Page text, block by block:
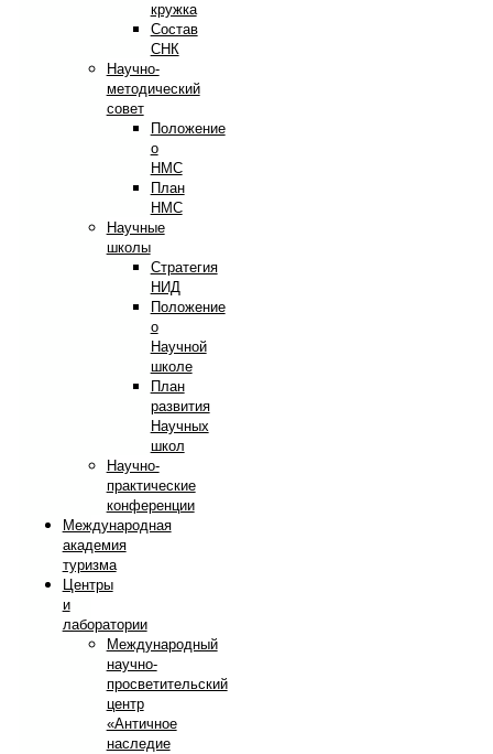
кружка
Состав
СНК
Научно-
методический
совет
Положение
о
НМС
План
НМС
Научные
школы
Стратегия
НИД
Положение
о
Научной
школе
План
развития
Научных
школ
Научно-
практические
конференции
Международная
академия
туризма
Центры
и
лаборатории
Международный
научно-
просветительский
центр
«Античное
наследие